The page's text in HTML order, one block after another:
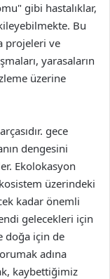
gibi hastalıklar,
Bu
projeleri ve
yarasaların
üzerine
gece
dengesini
Ekolokasyon
üzerindeki
kadar önemli
gelecekleri için
doğa için de
adına
kaybettiğimiz